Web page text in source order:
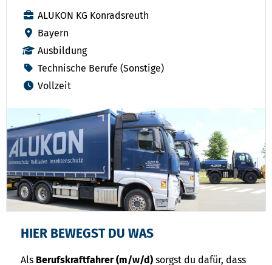
ALUKON KG Konradsreuth
Bayern
Ausbildung
Technische Berufe (Sonstige)
Vollzeit
HIER BEWEGST DU WAS
Als Berufskraftfahrer (m/w/d) sorgst du dafür, dass